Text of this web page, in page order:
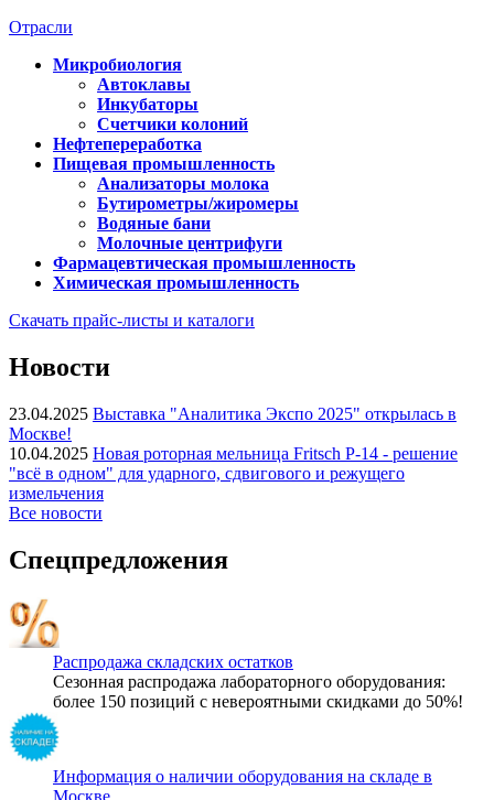
Отрасли
Микробиология
Автоклавы
Инкубаторы
Счетчики колоний
Нефтепереработка
Пищевая промышленность
Анализаторы молока
Бутирометры/жиромеры
Водяные бани
Молочные центрифуги
Фармацевтическая промышленность
Химическая промышленность
Скачать прайс-листы и каталоги
Новости
23.04.2025 Выставка "Аналитика Экспо 2025" открылась в
Москве!
10.04.2025 Новая роторная мельница Fritsch P-14 - решение
"всё в одном" для ударного, сдвигового и режущего
измельчения
Все новости
Спецпредложения
Распродажа складских остатков
Сезонная распродажа лабораторного оборудования:
более 150 позиций с невероятными скидками до 50%!
Информация о наличии оборудования на складе в
Москве